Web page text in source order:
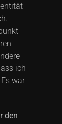
ich
war
den